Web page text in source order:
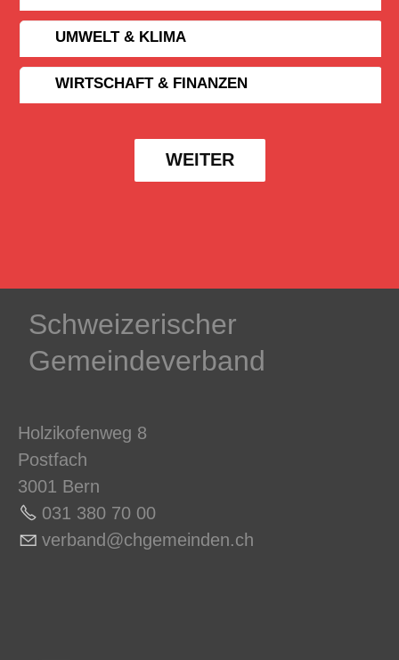
UMWELT & KLIMA
WIRTSCHAFT & FINANZEN
WEITER
Schweizerischer
Gemeindeverband
Holzikofenweg 8
Postfach
3001 Bern
031 380 70 00
v rb nd chg m nd n ch